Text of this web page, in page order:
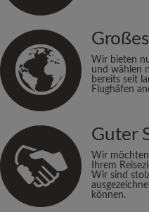
Wir bieten
und wählen
bereits seit
Flughäfen
Guter
Wir
Ihrem
Wir sind
können.